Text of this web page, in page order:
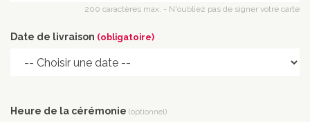
200 caractères max. - N'oubliez pas de signer votre carte
Date de livraison (obligatoire)
Heure de la cérémonie (optionnel)